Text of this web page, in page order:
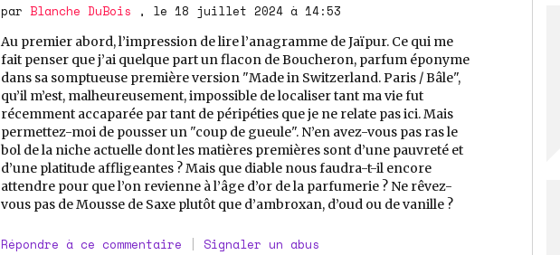
parBlanche DuBois , le 18 juillet 2024 à 14:53
Au premier abord, l’impression de lire l’anagramme de Jaïpur. Ce qui me
fait penser que j’ai quelque part un flacon de Boucheron, parfum éponyme
dans sa somptueuse première version "Made in Switzerland. Paris / Bâle",
qu’il m’est, malheureusement, impossible de localiser tant ma vie fut
récemment accaparée par tant de péripéties que je ne relate pas ici. Mais
permettez-moi de pousser un "coup de gueule". N’en avez-vous pas ras le
bol de la niche actuelle dont les matières premières sont d’une pauvreté et
d’une platitude affligeantes ? Mais que diable nous faudra-t-il encore
attendre pour que l’on revienne à l’âge d’or de la parfumerie ? Ne rêvez-
vous pas de Mousse de Saxe plutôt que d’ambroxan, d’oud ou de vanille ?
Répondre à ce commentaire | Signaler un abus